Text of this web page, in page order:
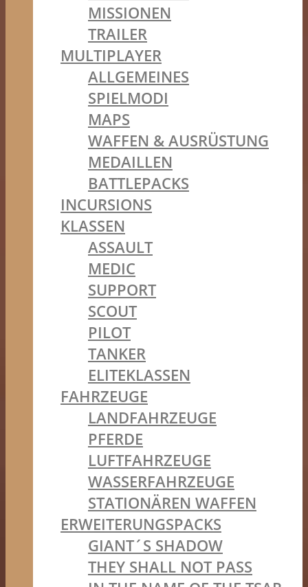
MISSIONEN
TRAILER
MULTIPLAYER
ALLGEMEINES
SPIELMODI
MAPS
WAFFEN & AUSRÜSTUNG
MEDAILLEN
BATTLEPACKS
INCURSIONS
KLASSEN
ASSAULT
MEDIC
SUPPORT
SCOUT
PILOT
TANKER
ELITEKLASSEN
FAHRZEUGE
LANDFAHRZEUGE
PFERDE
LUFTFAHRZEUGE
WASSERFAHRZEUGE
STATIONÄREN WAFFEN
ERWEITERUNGSPACKS
GIANT´S SHADOW
THEY SHALL NOT PASS